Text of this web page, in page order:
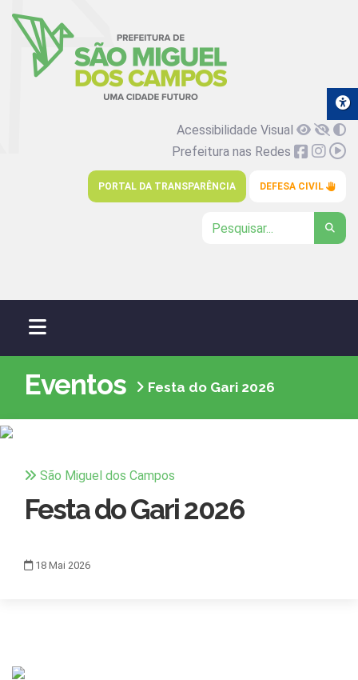
Acessibilidade Visual
Prefeitura nas Redes
PORTAL DA TRANSPARÊNCIA DEFESA CIVIL
Eventos Festa do Gari 2026
São Miguel dos Campos
Festa do Gari 2026
18 Mai 2026